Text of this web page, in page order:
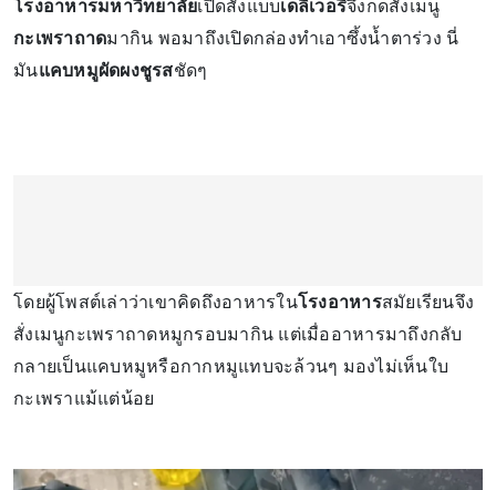
โรงอาหารมหาวิทยาลัยเปิดสั่งแบบเดลิเวอรี่จึงกดสั่งเมนู
กะเพราถาดมากิน พอมาถึงเปิดกล่องทำเอาซึ้งน้ำตาร่วง นี่
มันแคบหมูผัดผงชูรสชัดๆ
โดยผู้โพสต์เล่าว่าเขาคิดถึงอาหารในโรงอาหารสมัยเรียนจึง
สั่งเมนูกะเพราถาดหมูกรอบมากิน แต่เมื่ออาหารมาถึงกลับ
กลายเป็นแคบหมูหรือกากหมูแทบจะล้วนๆ มองไม่เห็นใบ
กะเพราแม้แต่น้อย